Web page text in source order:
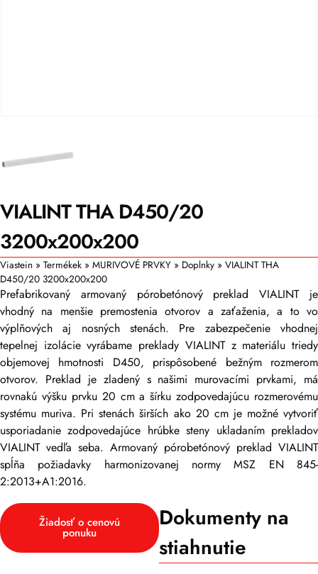
VIALINT THA D450/20
3200x200x200
Viastein » Termékek » MURIVOVÉ PRVKY » Doplnky » VIALINT THA
D450/20 3200x200x200
Prefabrikovaný armovaný pórobetónový preklad VIALINT je
vhodný na menšie premostenia otvorov a zaťaženia, a to vo
výplňových aj nosných stenách. Pre zabezpečenie vhodnej
tepelnej izolácie vyrábame preklady VIALINT z materiálu triedy
objemovej hmotnosti D450, prispôsobené bežným rozmerom
otvorov. Preklad je zladený s našimi murovacími prvkami, má
rovnakú výšku prvku 20 cm a šírku zodpovedajúcu rozmerovému
systému muriva. Pri stenách širších ako 20 cm je možné vytvoriť
usporiadanie zodpovedajúce hrúbke steny ukladaním prekladov
VIALINT vedľa seba. Armovaný pórobetónový preklad VIALINT
spĺňa požiadavky harmonizovanej normy MSZ EN 845-
2:2013+A1:2016.
Žiadosť o cenovú
ponuku
Dokumenty na
stiahnutie